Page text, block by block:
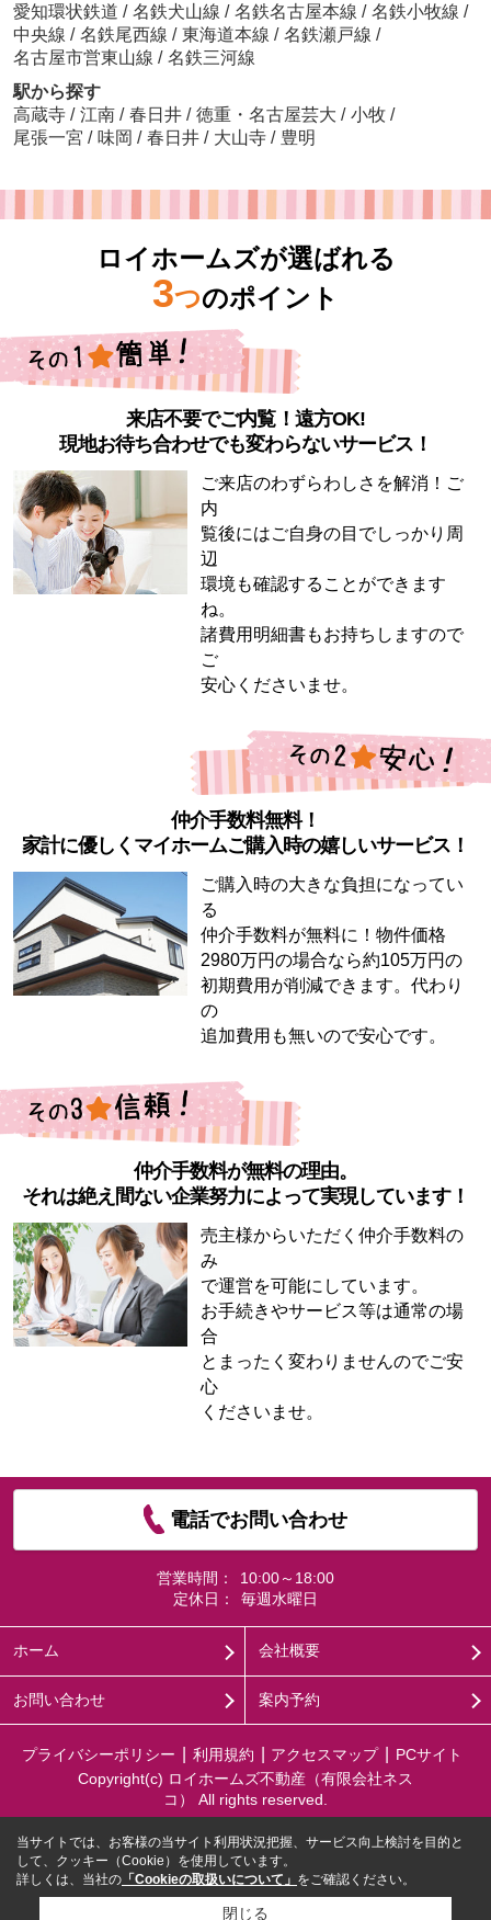
愛知環状鉄道 / 名鉄犬山線 / 名鉄名古屋本線 / 名鉄小牧線 /
中央線 / 名鉄尾西線 / 東海道本線 / 名鉄瀬戸線 /
名古屋市営東山線 / 名鉄三河線
駅から探す
高蔵寺 / 江南 / 春日井 / 徳重・名古屋芸大 / 小牧 /
尾張一宮 / 味岡 / 春日井 / 大山寺 / 豊明
ロイホームズが選ばれる
3つのポイント
来店不要でご内覧！遠方OK!
現地お待ち合わせでも変わらないサービス！
ご来店のわずらわしさを解消！ご
内
覧後にはご自身の目でしっかり周
辺
環境も確認することができます
ね。
諸費用明細書もお持ちしますので
ご
安心くださいませ。
仲介手数料無料！
家計に優しくマイホームご購入時の嬉しいサービス！
ご購入時の大きな負担になってい
る
仲介手数料が無料に！物件価格
2980万円の場合なら約105万円の
初期費用が削減できます。代わり
の
追加費用も無いので安心です。
仲介手数料が無料の理由。
それは絶え間ない企業努力によって実現しています！
売主様からいただく仲介手数料の
み
で運営を可能にしています。
お手続きやサービス等は通常の場
合
とまったく変わりませんのでご安
心
くださいませ。
電話でお問い合わせ
営業時間：
10:00～18:00
定休日：
毎週水曜日
ホーム 会社概要
お問い合わせ 案内予約
プライバシーポリシー 利用規約 アクセスマップ
PCサイト
Copyright(c) ロイホームズ不動産（有限会社ネス
コ） All rights reserved.
当サイトでは、お客様の当サイト利用状況把握、サービス向上検討を目的と
して、クッキー（Cookie）を使用しています。
詳しくは、当社の 「Cookieの取扱いについて」 をご確認ください。
閉じる